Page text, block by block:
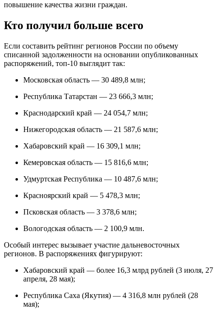
повышение качества жизни граждан.
Кто получил больше всего
Если составить рейтинг регионов России по объему
списанной задолженности на основании опубликованных
распоряжений, топ-10 выглядит так:
Московская область — 30 489,8 млн;
Республика Татарстан — 23 666,3 млн;
Краснодарский край — 24 054,7 млн;
Нижегородская область — 21 587,6 млн;
Хабаровский край — 16 309,1 млн;
Кемеровская область — 15 816,6 млн;
Удмуртская Республика — 10 487,6 млн;
Красноярский край — 5 478,3 млн;
Псковская область — 3 378,6 млн;
Вологодская область — 2 100,9 млн.
Особый интерес вызывает участие дальневосточных
регионов. В распоряжениях фигурируют:
Хабаровский край — более 16,3 млрд рублей (3 июля, 27
апреля, 28 мая);
Республика Саха (Якутия) — 4 316,8 млн рублей (28
мая);